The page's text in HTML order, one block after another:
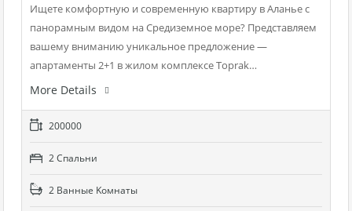
Ищете комфортную и современную квартиру в Аланье с
панорамным видом на Средиземное море? Представляем
вашему вниманию уникальное предложение —
апартаменты 2+1 в жилом комплексе Toprak…
More Details
200000
2 Cпальни
2 Bанные Kомнаты